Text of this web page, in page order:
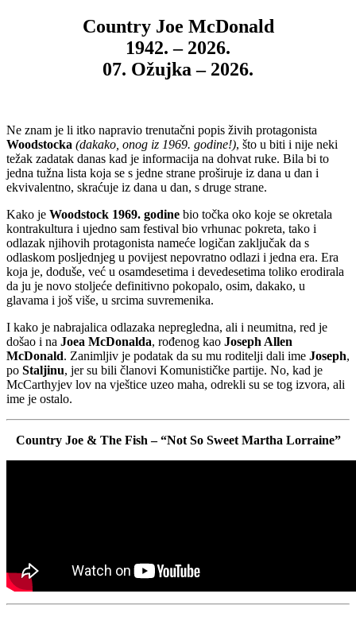
Country Joe McDonald
1942. – 2026.
07. Ožujka – 2026.
Ne znam je li itko napravio trenutačni popis živih protagonista
Woodstocka (dakako, onog iz 1969. godine!), što u biti i nije neki
težak zadatak danas kad je informacija na dohvat ruke. Bila bi to
jedna tužna lista koja se s jedne strane proširuje iz dana u dan i
ekvivalentno, skraćuje iz dana u dan, s druge strane.
Kako je Woodstock 1969. godine bio točka oko koje se okretala
kontrakultura i ujedno sam festival bio vrhunac pokreta, tako i
odlazak njihovih protagonista nameće logičan zaključak da s
odlaskom posljednjeg u povijest nepovratno odlazi i jedna era. Era
koja je, doduše, već u osamdesetima i devedesetima toliko erodirala
da ju je novo stoljeće definitivno pokopalo, osim, dakako, u
glavama i još više, u srcima suvremenika.
I kako je nabrajalica odlazaka nepregledna, ali i neumitna, red je
došao i na Joea McDonalda, rođenog kao Joseph Allen
McDonald. Zanimljiv je podatak da su mu roditelji dali ime Joseph,
po Staljinu, jer su bili članovi Komunističke partije. No, kad je
McCarthyjev lov na vještice uzeo maha, odrekli su se tog izvora, ali
ime je ostalo.
Country Joe & The Fish – “Not So Sweet Martha Lorraine”